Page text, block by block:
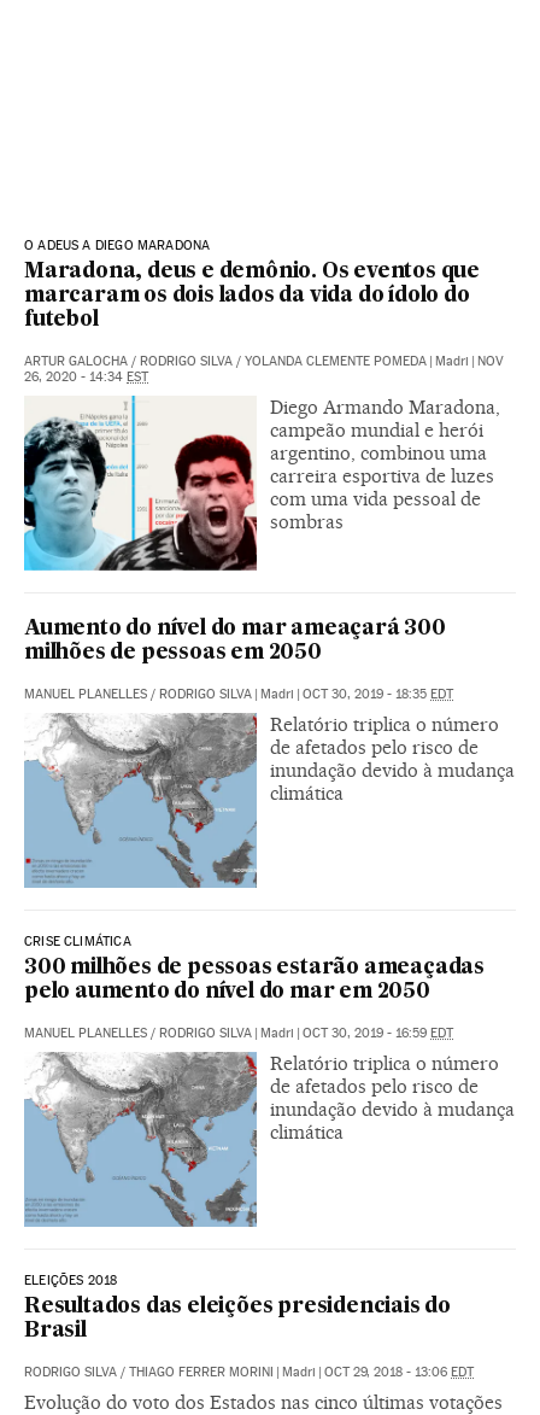
O ADEUS A DIEGO MARADONA
Maradona, deus e demônio. Os eventos que
marcaram os dois lados da vida do ídolo do
futebol
ARTUR GALOCHA / RODRIGO SILVA / YOLANDA CLEMENTE POMEDA | Madri | NOV
26, 2020 - 14:34 EST
Diego Armando Maradona,
campeão mundial e herói
argentino, combinou uma
carreira esportiva de luzes
com uma vida pessoal de
sombras
Aumento do nível do mar ameaçará 300
milhões de pessoas em 2050
MANUEL PLANELLES / RODRIGO SILVA | Madri | OCT 30, 2019 - 18:35 EDT
Relatório triplica o número
de afetados pelo risco de
inundação devido à mudança
climática
CRISE CLIMÁTICA
300 milhões de pessoas estarão ameaçadas
pelo aumento do nível do mar em 2050
MANUEL PLANELLES / RODRIGO SILVA | Madri | OCT 30, 2019 - 16:59 EDT
Relatório triplica o número
de afetados pelo risco de
inundação devido à mudança
climática
ELEIÇÕES 2018
Resultados das eleições presidenciais do
Brasil
RODRIGO SILVA / THIAGO FERRER MORINI | Madri | OCT 29, 2018 - 13:06 EDT
Evolução do voto dos Estados nas cinco últimas votações